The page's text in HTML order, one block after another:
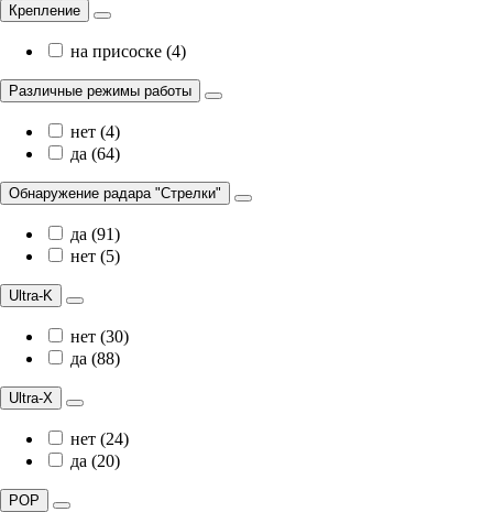
Крепление
на присоске (4)
Различные режимы работы
нет (4)
да (64)
Обнаружение радара "Стрелки"
да (91)
нет (5)
Ultra-K
нет (30)
да (88)
Ultra-X
нет (24)
да (20)
POP